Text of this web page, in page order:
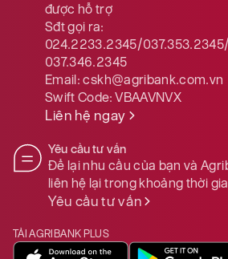
được hỗ trợ
Sđt gọi ra:
024.2233.2345/
037.346.2345
Email:cskh@agribank.com.vn
Swift Code:VBAAVNVX
Liên hệ ngay
Yêu cầu tư vấn
Để lại nhu cầu của bạn và
liên hệ lại trong khoảng thời
Yêu cầu tư vấn
TẢI AGRIBANK PLUS